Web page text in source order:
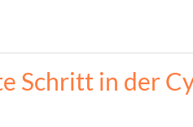
Schritt in der